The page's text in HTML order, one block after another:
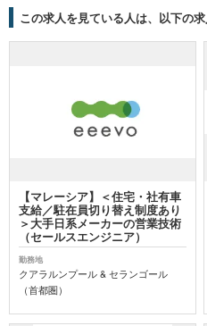
この求人を見ている人は、以下の
【マレーシア】＜住宅・社有車
支給／駐在員切り替え制度あり
＞大手日系メーカーの営業技術
（セールスエンジニア）
勤務地
クアラルンプール & セランゴール
（首都圏）